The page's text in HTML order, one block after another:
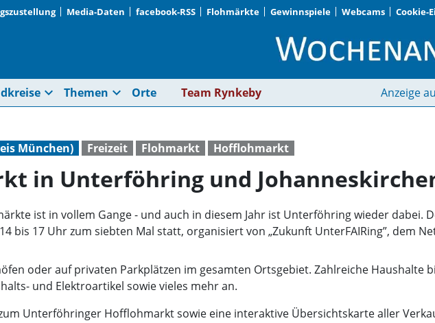
Media-Daten facebook-RSS Flohmärkte Gewinnspiele Webcams Cookie-
Hofflohmarkt in
expand_more Themen expand_more Orte Team Rynkeby Anzeige
München) Freizeit Flohmarkt Hofflohmarkt
in Unterföhring und
ist in vollem Gange - und auch in diesem Jahr ist Unterföhring wieder
bis 17 Uhr zum siebten Mal statt, organisiert von „Zukunft UnterFAIRing”, dem
oder auf privaten Parkplätzen im gesamten Ortsgebiet. Zahlreiche Haushalte
und Elektroartikel sowie vieles mehr an.
Unterföhringer Hofflohmarkt sowie eine interaktive Übersichtskarte aller